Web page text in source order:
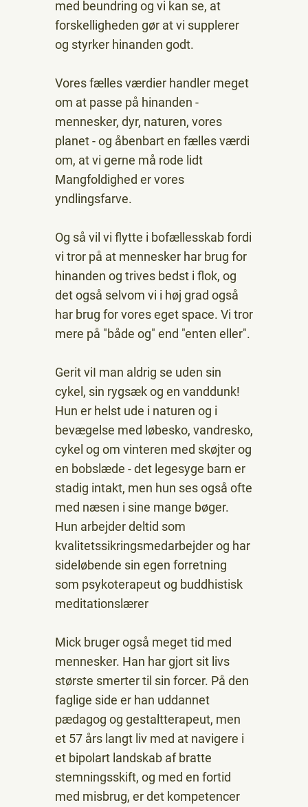
med beundring og vi kan se, at
forskelligheden gør at vi supplerer
og styrker hinanden godt.
Vores fælles værdier handler meget
om at passe på hinanden -
mennesker, dyr, naturen, vores
planet - og åbenbart en fælles værdi
om, at vi gerne må rode lidt
Mangfoldighed er vores
yndlingsfarve.
Og så vil vi flytte i bofællesskab fordi
vi tror på at mennesker har brug for
hinanden og trives bedst i flok, og
det også selvom vi i høj grad også
har brug for vores eget space. Vi tror
mere på "både og" end "enten eller".
Gerit viI man aldrig se uden sin
cykel, sin rygsæk og en vanddunk!
Hun er helst ude i naturen og i
bevægelse med løbesko, vandresko,
cykel og om vinteren med skøjter og
en bobslæde - det legesyge barn er
stadig intakt, men hun ses også ofte
med næsen i sine mange bøger.
Hun arbejder deltid som
kvalitetssikringsmedarbejder og har
sideløbende sin egen forretning
som psykoterapeut og buddhistisk
meditationslærer
Mick bruger også meget tid med
mennesker. Han har gjort sit livs
største smerter til sin forcer. På den
faglige side er han uddannet
pædagog og gestaltterapeut, men
et 57 års langt liv med at navigere i
et bipolart landskab af bratte
stemningsskift, og med en fortid
med misbrug, er det kompetencer